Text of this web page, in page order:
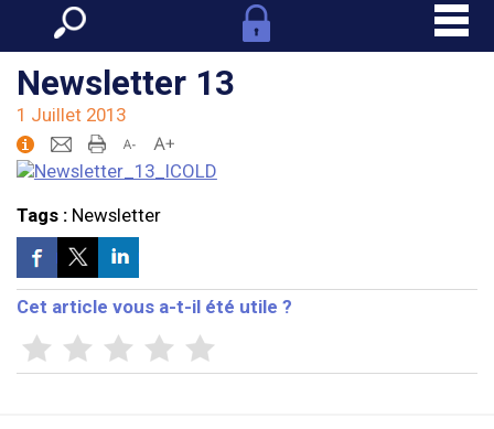
Newsletter 13
1 Juillet 2013
Tags : Newsletter
Cet article vous a-t-il été utile ?